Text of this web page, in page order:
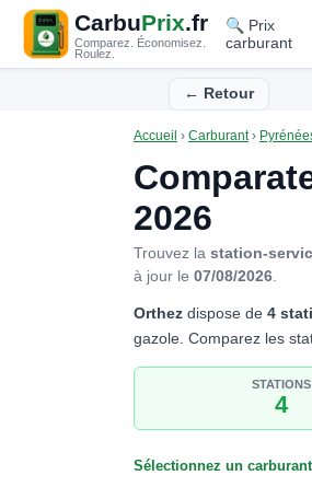
CarbuPrix.fr
Comparez. Économisez.
Roulez.
🔍 Prix
carburant
← Retour
Accueil › Carburant›
2026
Trouvez la station-
à jour le 07/08/2026
Orthez dispose de 4
gazole. Comparez les
STATIONS
4
Sélectionnez un